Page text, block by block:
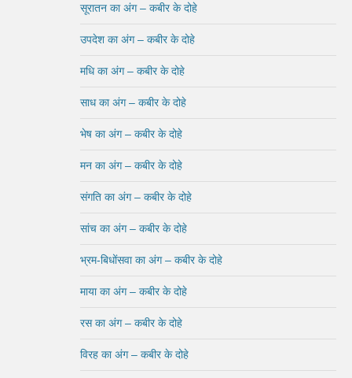
सूरातन का अंग – कबीर के दोहे
उपदेश का अंग – कबीर के दोहे
मधि का अंग – कबीर के दोहे
साध का अंग – कबीर के दोहे
भेष का अंग – कबीर के दोहे
मन का अंग – कबीर के दोहे
संगति का अंग – कबीर के दोहे
सांच का अंग – कबीर के दोहे
भ्रम-बिधोंसवा का अंग – कबीर के दोहे
माया का अंग – कबीर के दोहे
रस का अंग – कबीर के दोहे
विरह का अंग – कबीर के दोहे